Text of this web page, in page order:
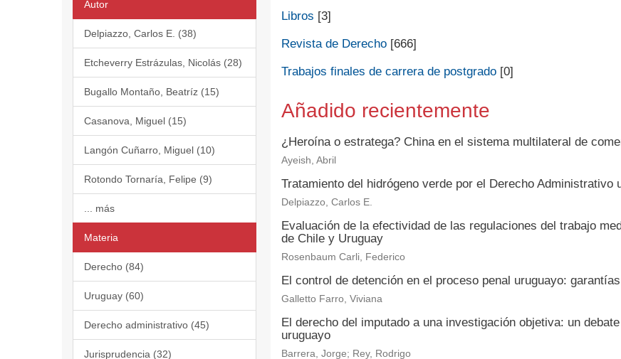
Autor
Delpiazzo, Carlos E. (38)
Etcheverry Estrázulas, Nicolás (28)
Bugallo Montaño, Beatríz (15)
Casanova, Miguel (15)
Langón Cuñarro, Miguel (10)
Rotondo Tornaría, Felipe (9)
... más
Materia
Derecho (84)
Uruguay (60)
Derecho administrativo (45)
Jurisprudencia (32)
Libros [3]
Revista de Derecho[666]
Trabajos finales de carrera de postgrado[0]
Añadido recientemente
¿Heroína o estratega? China en el sistema multilateral de
Ayeish, Abril
Tratamiento del hidrógeno verde por el Derecho Administrativo
Delpiazzo, Carlos E.
Evaluación de la efectividad de las regulaciones del trabajo
de Chile y Uruguay
Rosenbaum Carli, Federico
El control de detención en el proceso penal uruguayo:
Galletto Farro, Viviana
El derecho del imputado a una investigación objetiva: un
uruguayo
Barrera, Jorge; Rey, Rodrigo